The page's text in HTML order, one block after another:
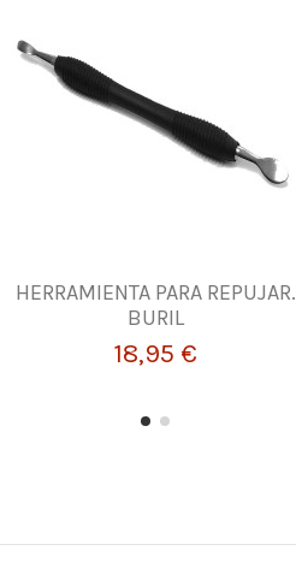
HERRAMIENTA PARA REPUJAR.
BURIL
18,95 €